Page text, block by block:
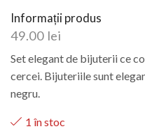
Informații produs
49.00 lei
Set elegant de bijuterii ce
cercei. Bijuteriile sunt
negru.
1 în stoc